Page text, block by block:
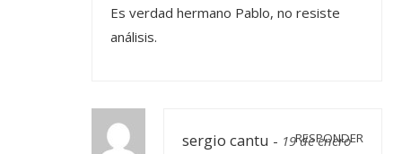
Es verdad hermano Pablo, no resiste
análisis.
sergio cantu - 19 de enero
RESPONDER